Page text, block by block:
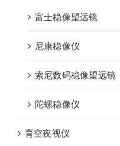
富士稳像望远镜
尼康稳像仪
索尼数码稳像望远镜
陀螺稳像仪
育空夜视仪